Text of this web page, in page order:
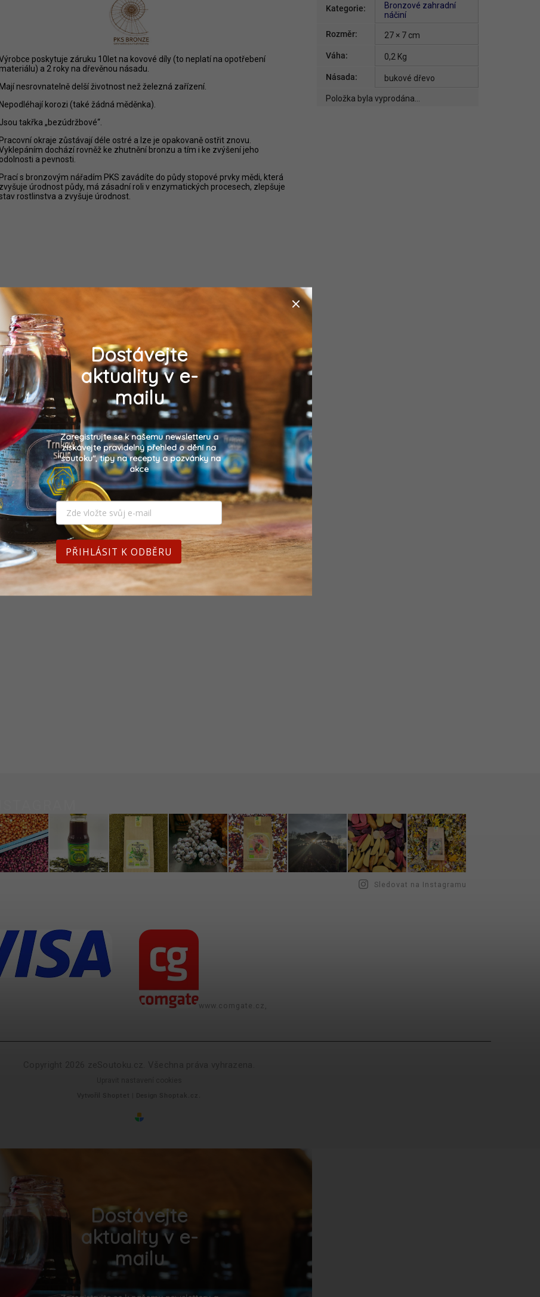
poskytuje záruku 10let na kovové díly (to neplatí na opotřebení
materiálu) a 2 roky na dřevěnou násadu.
Mají nesrovnatelně delší životnost než železná zařízení.
Nepodléhají korozi (také žádná měděnka).
Jsou takřka „bezúdržbové“.
Pracovní okraje zůstávají déle ostré a lze je opakovaně ostřit znovu.
dochází rovněž ke zhutnění bronzu a tím i ke zvýšení jeho
odolnosti a pevnosti.
Prací s bronzovým nářadím PKS zavádíte do půdy stopové prvky mědi, která
zvyšuje úrodnost půdy, má zásadní roli v enzymatických procesech, zlepšuje
rostlinstva a zvyšuje úrodnost.
Kategorie:
Bronzové zahradní
náčiní
Rozměr: 27 × 7 cm
Váha: 0,2 Kg
Násada: bukové dřevo
Položka byla vyprodána…
Sledovat na Instagramu
www.comgate.cz,
Dostávejte
aktuality v e-
mailu
Dostávejte
aktuality v e-
mailu
Zaregistrujte se k našemu newsletteru a
získávejte pravidelný přehled o dění na
"soutoku", tipy na recepty a pozvánky na
akce
PŘIHLÁSIT K ODBĚRU